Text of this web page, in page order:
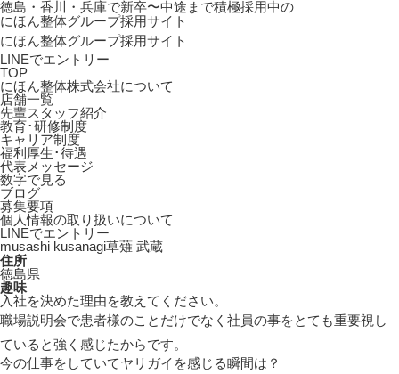
徳島・香川・兵庫で新卒〜中途まで積極採用中の
にほん整体グループ採用サイト
にほん整体グループ採用サイト
LINEでエントリー
TOP
にほん整体株式会社について
店舗一覧
先輩スタッフ紹介
教育･研修制度
キャリア制度
福利厚生･待遇
代表メッセージ
数字で見る
ブログ
募集要項
個人情報の取り扱いについて
LINEでエントリー
musashi kusanagi草薙 武蔵
住所
徳島県
趣味
入社を決めた理由を教えてください。
職場説明会で患者様のことだけでなく社員の事をとても重要視し
ていると強く感じたからです。
今の仕事をしていてヤリガイを感じる瞬間は？